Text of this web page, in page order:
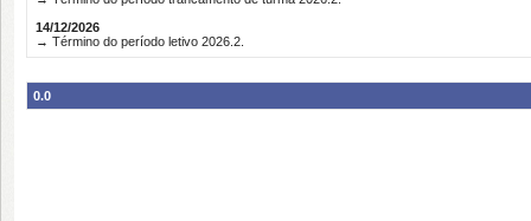
14/12/2026
→ Término do período letivo 2026.2.
0.0